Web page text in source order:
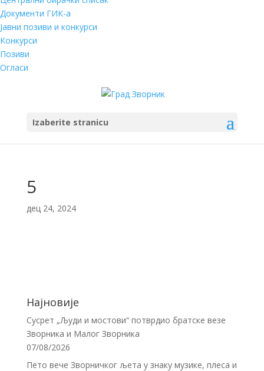
Документи ГИК-а
Јавни позиви и конкурси
Конкурси
Позиви
Огласи
Izaberite stranicu
5
дец 24, 2024
Најновије
Сусрет „Људи и мостови“ потврдио братске везе
Зворника и Малог Зворника
07/08/2026
Пето вече Зворничког љета у знаку музике, плеса и